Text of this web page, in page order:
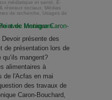
médiatique et santé, E-
réseaux sociaux, Médias
de recherche, Usages de
présente des
de présentation lors de
qu’ils mangent?
alimentaires à
de l'Acfas en mai
des travaux de
Caron-Bouchard,